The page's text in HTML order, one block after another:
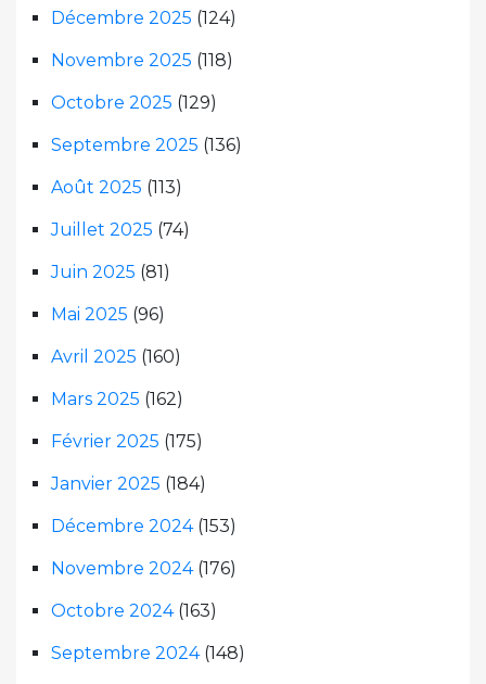
Décembre 2025 (124)
Novembre 2025 (118)
Octobre 2025 (129)
Septembre 2025 (136)
Août 2025 (113)
Juillet 2025 (74)
Juin 2025 (81)
Mai 2025 (96)
Avril 2025 (160)
Mars 2025 (162)
Février 2025 (175)
Janvier 2025 (184)
Décembre 2024(153)
Novembre 2024(176)
Octobre 2024(163)
Septembre 2024(148)